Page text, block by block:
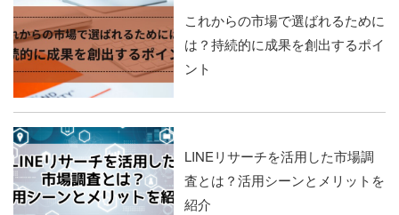
これからの市場で選ばれるために
は？持続的に成果を創出するポイ
ント
LINEリサーチを活用した市場調
査とは？活用シーンとメリットを
紹介